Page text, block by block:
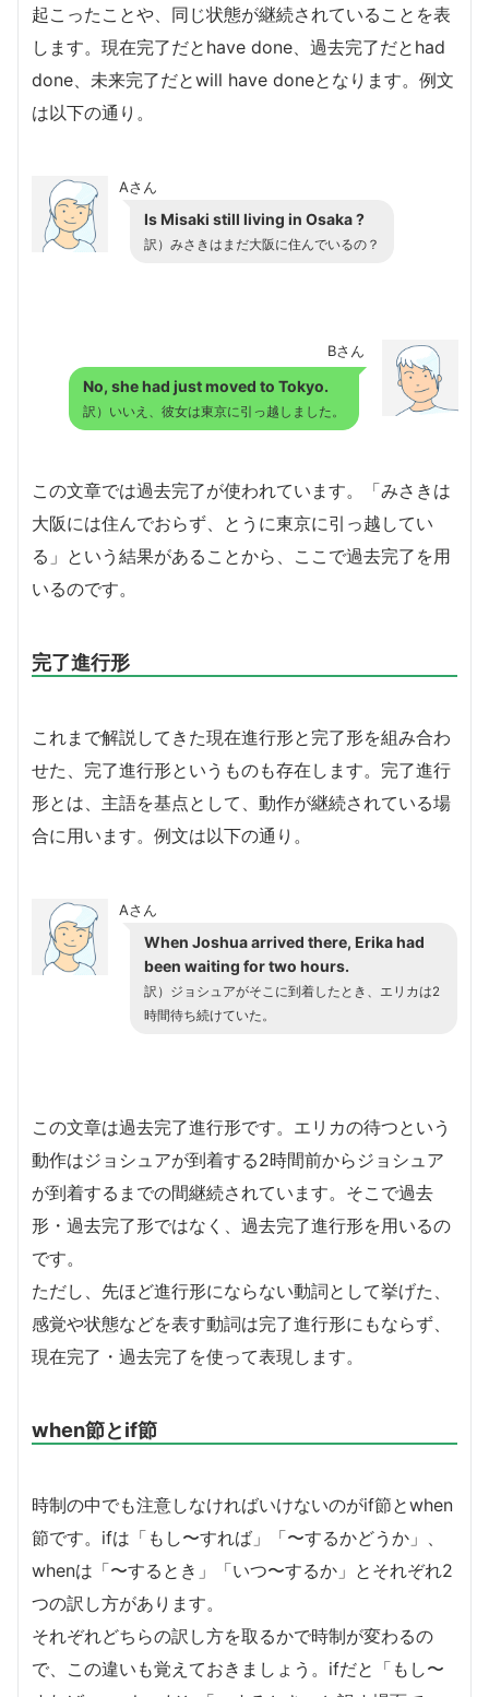
起こったことや、同じ状態が継続されていることを表
します。現在完了だとhave done、過去完了だとhad
done、未来完了だとwill have doneとなります。例文
は以下の通り。
Aさん
Is Misaki still living in Osaka ?
訳）みさきはまだ大阪に住んでいるの？
Bさん
No, she had just moved to Tokyo.
訳）いいえ、彼女は東京に引っ越しました。
この文章では過去完了が使われています。「みさきは
大阪には住んでおらず、とうに東京に引っ越してい
る」という結果があることから、ここで過去完了を用
いるのです。
完了進行形
これまで解説してきた現在進行形と完了形を組み合わ
せた、完了進行形というものも存在します。完了進行
形とは、主語を基点として、動作が継続されている場
合に用います。例文は以下の通り。
Aさん
When Joshua arrived there, Erika had
been waiting for two hours.
訳）ジョシュアがそこに到着したとき、エリカは2
時間待ち続けていた。
この文章は過去完了進行形です。エリカの待つという
動作はジョシュアが到着する2時間前からジョシュア
が到着するまでの間継続されています。そこで過去
形・過去完了形ではなく、過去完了進行形を用いるの
です。
ただし、先ほど進行形にならない動詞として挙げた、
感覚や状態などを表す動詞は完了進行形にもならず、
現在完了・過去完了を使って表現します。
when節とif節
時制の中でも注意しなければいけないのがif節とwhen
節です。ifは「もし〜すれば」「〜するかどうか」、
whenは「〜するとき」「いつ〜するか」とそれぞれ2
つの訳し方があります。
それぞれどちらの訳し方を取るかで時制が変わるの
で、この違いも覚えておきましょう。ifだと「もし〜